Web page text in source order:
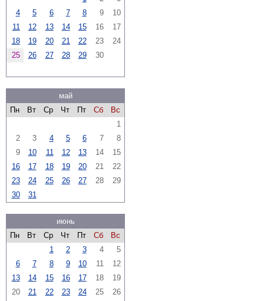
4
5 6 7 8 9
10
11
12 13 14 15 16
17
18
19 20 21 22 23
24
25
26 27 28 29 30
май
Пн
Вт Ср Чт Пт Сб
Вс
1
2
3 4 5 6 7
8
9
10 11 12 13 14
15
16
17 18 19 20 21
22
23
24 25 26 27 28
29
30
31
июнь
Пн
Вт Ср Чт Пт Сб
Вс
1
2 3 4
5
6
7 8 9 10 11
12
13
14 15 16 17 18
19
20
21 22 23 24 25
26